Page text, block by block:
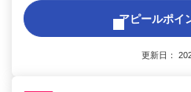
アピールポイ
更新日：